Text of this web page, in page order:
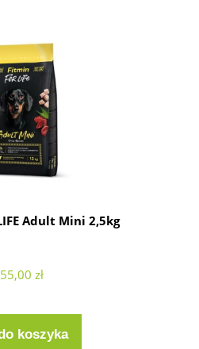
Adult Mini 2,5kg
55,00 zł
koszyka